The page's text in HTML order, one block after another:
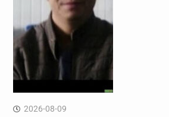
2026-08-09